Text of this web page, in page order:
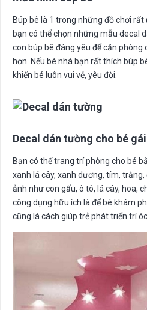
Búp bê là 1 trong những đồ chơi
bạn có thể chọn những mẫu decal
con búp bê đáng yêu để căn phòng
hơn. Nếu bé nhà bạn rất thích búp
khiến bé luôn vui vẻ, yêu đời.
Decal dán tường cho bé
Bạn có thể trang trí phòng cho bé
xanh lá cây, xanh dương, tím,
ảnh như con gấu, ô tô, lá cây, hoa,
công dụng hữu ích là để bé khám
cũng là cách giúp trẻ phát triển trí